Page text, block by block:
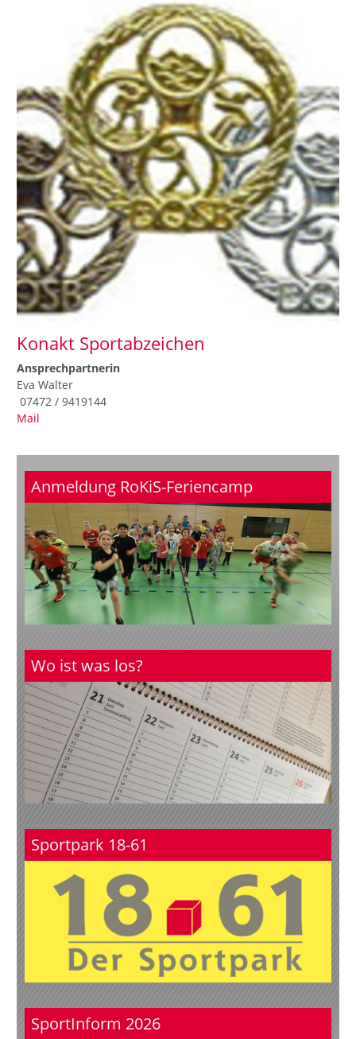
Konakt Sportabzeichen
Ansprechpartnerin
Eva Walter
07472 / 9419144
Mail
Anmeldung RoKiS-Feriencamp
Wo ist was los?
Sportpark 18-61
SportInform 2026